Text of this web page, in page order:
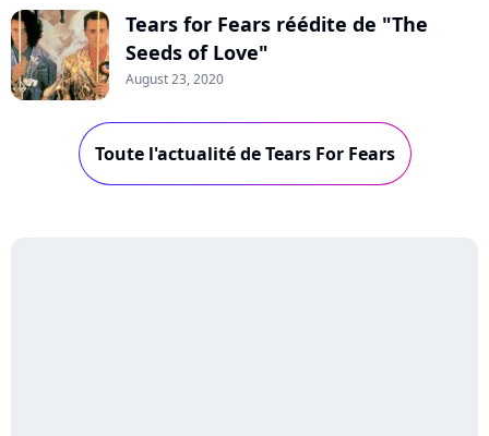
Tears for Fears réédite de "The
Seeds of Love"
August 23, 2020
Toute l'actualité de Tears For Fears